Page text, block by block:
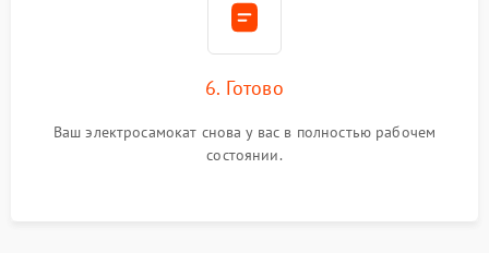
6. Готово
Ваш электросамокат снова у вас в полностью рабочем
состоянии.